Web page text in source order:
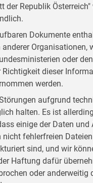
der Republik
Dokumente
Organisationen,
oder den
dieser
werden.
aufgrund
halten. Es ist
einige der Daten und
nicht fehlerfreien
sind, und wir
Haftung dafür
oder anderweitig